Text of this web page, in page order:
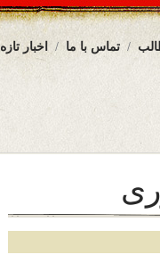
اخبار تازه تماس با ما